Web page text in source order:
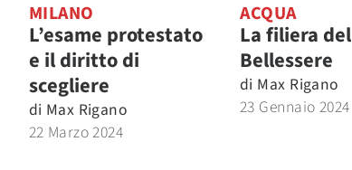
MILANO
L’esame protestato
e il diritto di
scegliere
di Max Rigano
22 Marzo 2024
ACQUA
La filiera del
Bellessere
di Max Rigano
23 Gennaio 2024